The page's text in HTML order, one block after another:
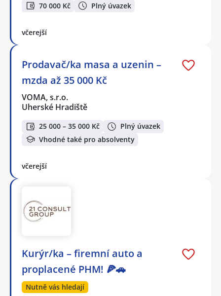
70 000 Kč Plný úvazek
včerejší
Prodavač/ka masa a uzenin –
mzda až 35 000 Kč
VOMA, s.r.o.
Uherské Hradiště
25 000 – 35 000 Kč
Plný úvazek
Vhodné také pro absolventy
včerejší
Kurýr/ka – firemní auto a
proplacené PHM! 🍕🚗
Nutně vás hledají